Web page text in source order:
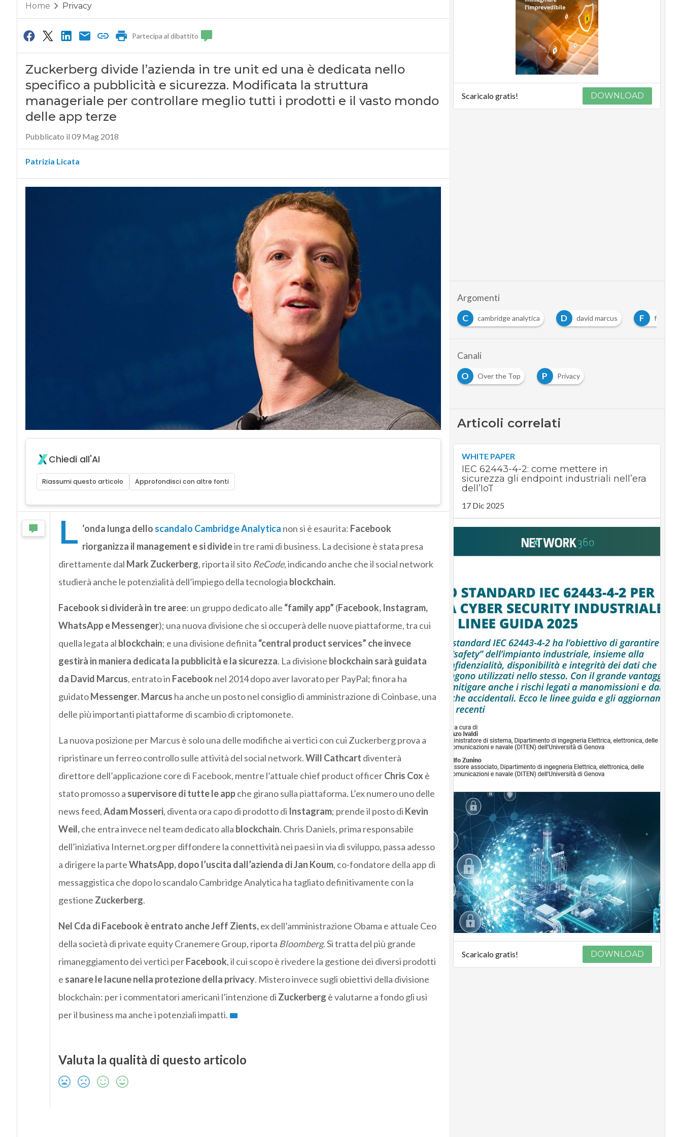
Home Privacy
Partecipa al dibattito
Zuckerberg divide l’azienda in tre unit ed una è dedicata nello
specifico a pubblicità e sicurezza. Modificata la struttura
manageriale per controllare meglio tutti i prodotti e il vasto mondo
delle app terze
Pubblicato il 09 Mag 2018
Patrizia Licata
Chiedi all'AI
Riassumi questo articolo Approfondisci con altre fonti
L ‘onda lunga dello scandalo Cambridge Analytica non si è esaurita: Facebook
riorganizza il management e si dividein tre rami di business. La decisione è stata presa
direttamente dal Mark Zuckerberg, riporta il sito ReCode, indicando anche che il social network
studierà anche le potenzialità dell’impiego della tecnologia blockchain.
Facebook si dividerà in tre aree: un gruppo dedicato alle “family app” (Facebook, Instagram,
WhatsApp e Messenger); una nuova divisione che si occuperà delle nuove piattaforme, tra cui
quella legata al blockchain; e una divisione definita “central product services” che invece
gestirà in maniera dedicata la pubblicità e la sicurezza. La divisione blockchain sarà guidata
da David Marcus, entrato in Facebook nel 2014 dopo aver lavorato per PayPal; finora ha
guidatoMessenger. Marcus ha anche un posto nel consiglio di amministrazione di Coinbase, una
delle più importanti piattaforme di scambio di criptomonete.
La nuova posizione per Marcus è solo una delle modifiche ai vertici con cui Zuckerberg prova a
ripristinare un ferreo controllo sulle attività del social network.Will Cathcart diventerà
direttore dell’applicazione core di Facebook, mentre l’attuale chief product officerChris Cox è
stato promosso a supervisore di tutte le appche girano sulla piattaforma. L’ex numero uno delle
news feed,Adam Mosseri, diventa ora capo di prodotto di Instagram; prende il posto di Kevin
Weil,che entra invece nel team dedicato alla blockchain. Chris Daniels, prima responsabile
dell’iniziativa Internet.org per diffondere la connettività nei paesi in via di sviluppo, passa adesso
a dirigere la parteWhatsApp, dopo l’uscita dall’azienda di Jan Koum, co-fondatore della app di
messaggistica che dopo lo scandalo Cambridge Analytica ha tagliato definitivamente con la
gestione Zuckerberg.
Nel Cda di Facebook è entrato anche Jeff Zients,ex dell’amministrazione Obama e attuale Ceo
della società di private equity Cranemere Group, riporta Bloomberg. Si tratta del più grande
rimaneggiamento dei vertici perFacebook, il cui scopo è rivedere la gestione dei diversi prodotti
e sanare le lacune nella protezione della privacy. Mistero invece sugli obiettivi della divisione
blockchain: per i commentatori americani l’intenzione di Zuckerberg è valutarne a fondo gli usi
per il business ma anche i potenziali impatti.
Valuta la qualità di questo articolo
Scaricalo gratis! DOWNLOAD
Argomenti
C cambridge analytica D david marcus F
Canali
O
Over the Top P Privacy
Articoli correlati
WHITE PAPER
IEC 62443-4-2: come mettere in
sicurezza gli endpoint industriali nell’era
dell’IoT
17 Dic 2025
Scaricalo gratis! DOWNLOAD